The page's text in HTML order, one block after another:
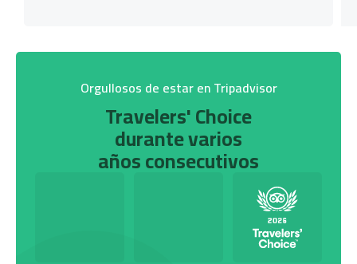
Orgullosos de estar en Tripadvisor
Travelers' Choice
durante varios
años consecutivos